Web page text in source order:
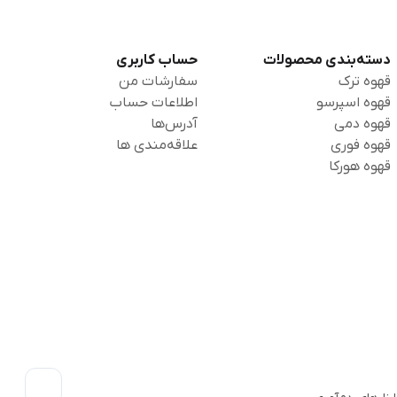
دسته‌بندی محصولات
قهوه ترک
قهوه اسپرسو
قهوه دمی
قهوه فوری
قهوه هورکا
حساب کاربری
سفارشات من
اطلاعات حساب
آدرس‌ها
علاقه‌مندی ها